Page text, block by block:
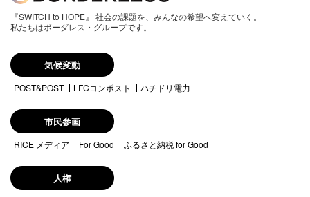
『SWITCH to HOPE』 社会の課題を、みんなの希望へ変えていく。
私たちはボーダレス・グループです。
気候変動
POST&POST LFCコンポスト ハチドリ電力
市民参画
RICE メディア For Good ふるさと納税 for Good
人権